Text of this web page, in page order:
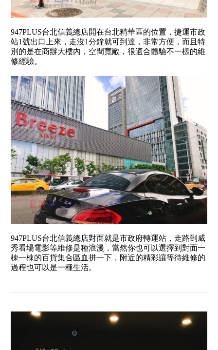
947PLUS台北信義總店開在台北精華區的位置，捷運市政
站1號出口上來，走沒1分鐘就可到達，非常方便，而且特
別的是在商辦大樓內，空間寬敞，很適合體驗不一樣的維
修經驗。
947PLUS台北信義總店對面就是市政府轉運站，走路到威
秀看場電影等維修是種浪漫，當然你也可以選擇到對面一
棟一棟的百貨集合區血拼一下，附近的精彩讓等待維修的
過程也可以是一種生活。